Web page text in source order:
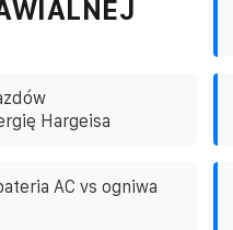
Hargeisa
AC vs ogniwa